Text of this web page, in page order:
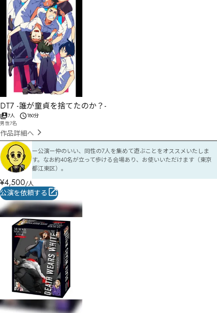
DT7 -誰が童貞を捨てたのか？-
7人
男性7名
180分
作品詳細へ
ー公演ー仲のいい、同性の7人を集めて遊ぶことをオススメいたしま
す。なお約40名が立って歩ける会場あり、お使いいただけます（東京
都江東区）。
¥4,500/人
公演を依頼する